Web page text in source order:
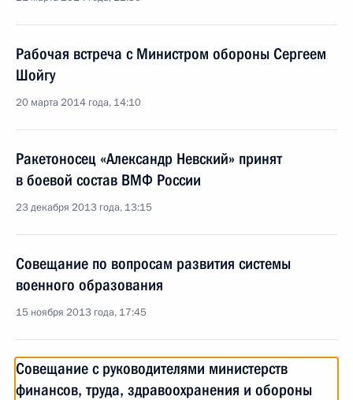
Рабочая встреча с Министром обороны Сергеем
Шойгу
20 марта 2014 года, 14:10
Ракетоносец «Александр Невский» принят
в боевой состав ВМФ России
23 декабря 2013 года, 13:15
Совещание по вопросам развития системы
военного образования
15 ноября 2013 года, 17:45
Совещание с руководителями министерств
финансов, труда, здравоохранения и обороны